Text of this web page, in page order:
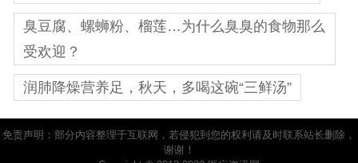
臭豆腐、螺蛳粉、榴莲…为什么臭臭的食物那么
受欢迎？
润肺降燥营养足，秋天，多喝这碗“三鲜汤”
免责声明：部分内容整理于互联网，若侵犯到您的权利请及时联系站长删除，
谢谢！